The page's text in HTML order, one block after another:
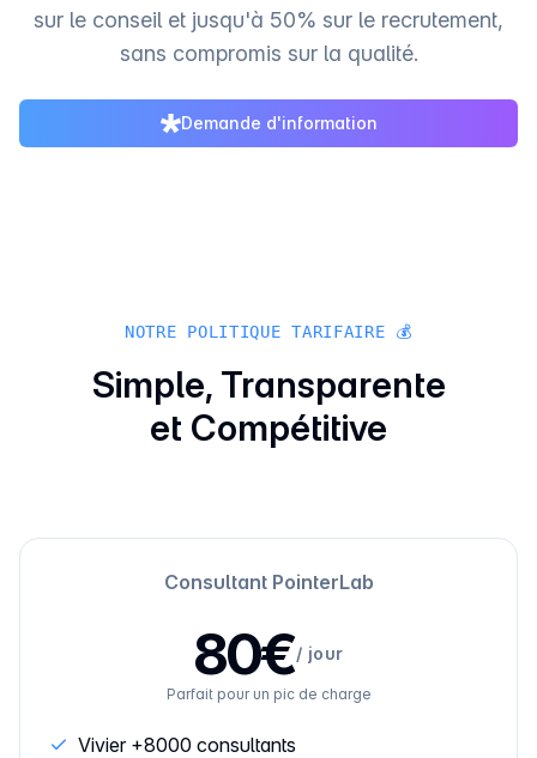
sur le conseil et jusqu'à 50% sur le recrutement,
sans compromis sur la qualité.
Demande d'information
NOTRE POLITIQUE TARIFAIRE 💰
Simple, Transparente
et Compétitive
Consultant PointerLab
80€/ jour
Parfait pour un pic de charge
Vivier +8000 consultants